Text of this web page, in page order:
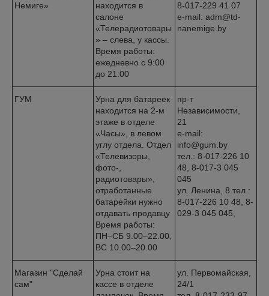
Немиге»
находится в
салоне
«Телерадиотовары
» – слева, у кассы.
Время работы:
ежедневно с 9:00
до 21:00
8-017-229 41 07
e-mail: adm@td-
nanemige.by
ГУМ
Урна для батареек
находится на 2-м
этаже в отделе
«Часы», в левом
углу отдела. Отдел
«Телевизоры,
фото-,
радиотовары»,
отработанные
батарейки нужно
отдавать продавцу
Время работы:
ПН–СБ 9.00–22.00,
ВС 10.00–20.00
пр-т
Независимости,
21
e-mail:
info@gum.by
тел.: 8-017-226 10
48, 8-017-3 045
045
ул. Ленина, 8 тел.:
8-017-226 10 48, 8-
029-3 045 045,
Магазин "Сделай
сам"
Урна стоит на
кассе в отделе
ул. Первомайская,
24/1